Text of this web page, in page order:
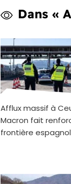
Dans «
Afflux massif à
Macron fait
frontière